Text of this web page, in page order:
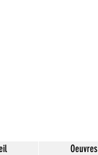
Oeuvres